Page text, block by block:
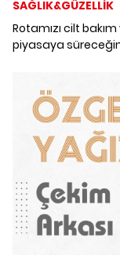
SAĞLIK&GÜZELLİK
Rotamızı cilt
piyasaya
parlak dudakları
ipucu veriyor.